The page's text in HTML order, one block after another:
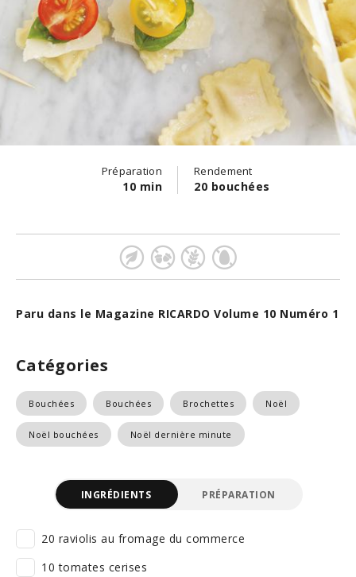
Préparation
10 min
Rendement
20 bouchées
Paru dans le Magazine RICARDO Volume 10 Numéro 1
Catégories
Bouchées Bouchées Brochettes Noël
Noël bouchées Noël dernière minute
INGRÉDIENTS PRÉPARATION
20 raviolis au fromage du commerce
10 tomates cerises